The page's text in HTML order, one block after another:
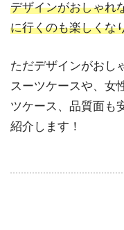
デザインがおしゃれ
に行くのも楽しくな
ただデザインがおし
スーツケースや、女
ツケース、品質面も
紹介します！